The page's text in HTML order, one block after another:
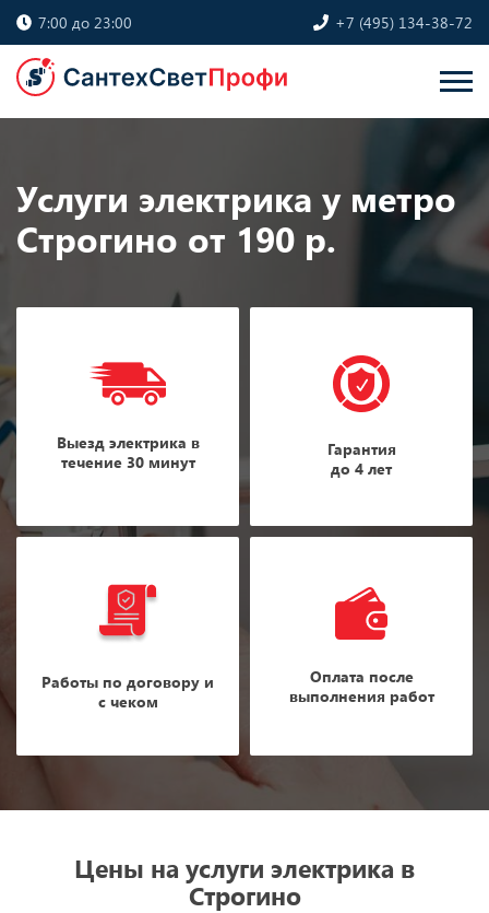
7:00 до 23:00 +7 (495) 134-38-72
Услуги электрика у метро
Строгино от 190 р.
Выезд электрика в
течение 30 минут
Гарантия
до 4 лет
Работы по договору и
с чеком
Оплата после
выполнения работ
Цены на услуги электрика в
Строгино